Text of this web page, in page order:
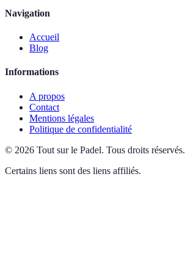
Navigation
Accueil
Blog
Informations
A propos
Contact
Mentions légales
Politique de confidentialité
© 2026 Tout sur le Padel. Tous droits réservés.
Certains liens sont des liens affiliés.